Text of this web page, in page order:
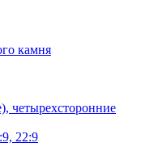
камня
четырехсторонние
22:9